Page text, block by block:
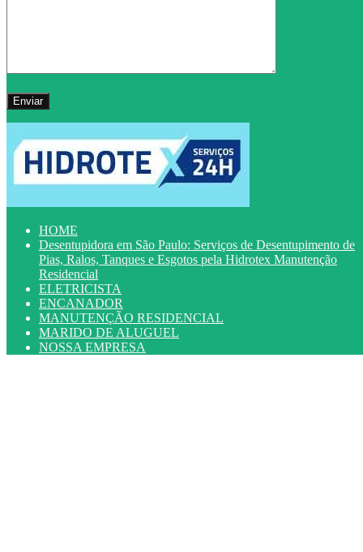
HOME
Desentupidora em São Paulo: Serviços de Desentupimento de
Pias, Ralos, Tanques e Esgotos pela Hidrotex Manutenção
Residencial
ELETRICISTA
ENCANADOR
MANUTENÇÃO RESIDENCIAL
MARIDO DE ALUGUEL
NOSSA EMPRESA